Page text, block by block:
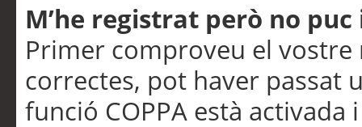
M’he registrat però no
Primer comproveu el vostre
correctes, pot haver passat
funció COPPA està